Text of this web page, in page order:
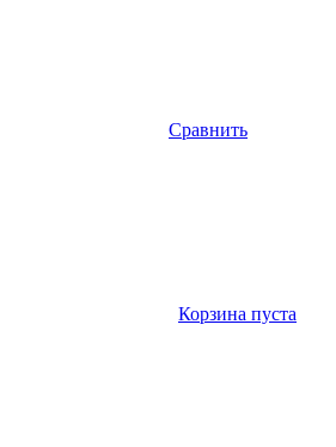
Сравнить
Корзина пуста